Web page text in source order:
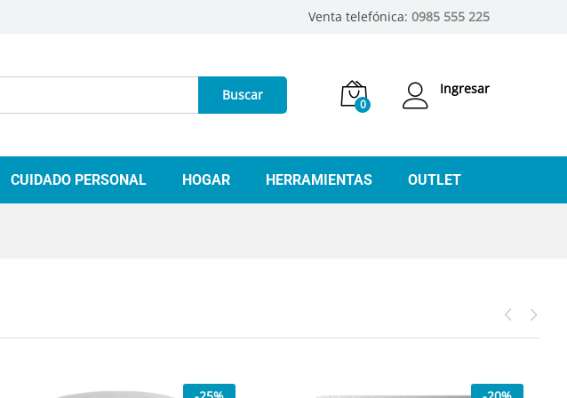
Venta telefónica: 0985 555 225
Buscar
0
Ingresar
CUIDADO PERSONAL HOGAR HERRAMIENTAS OUTLET